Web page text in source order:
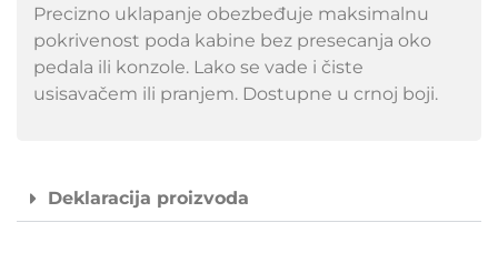
Precizno uklapanje obezbeđuje maksimalnu
pokrivenost poda kabine bez presecanja oko
pedala ili konzole. Lako se vade i čiste
usisavačem ili pranjem. Dostupne u crnoj boji.
Deklaracija proizvoda